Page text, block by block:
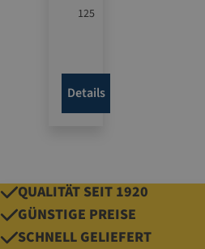
125
senkre
chtes
Ablän
den
benöti
gten
Details
QUALITÄT SEIT 1920
GÜNSTIGE PREISE
SCHNELL GELIEFERT